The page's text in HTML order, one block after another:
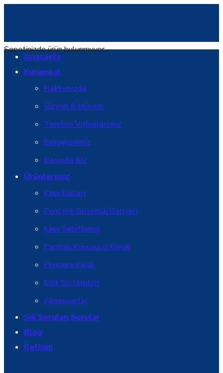
Sepetinizde ürün bulunmuyor.
Anasayfa
Kurumsal
Hakkımızda
Vizyon & Misyon
Tanıtım Videolarımız
Belgelerimiz
Basında Biz
Ürünlerimiz
Kapı Kolları
Pencere Güvenlik Bariyeri
Kapı Sabitleme
Parmak Koruyucu Körük
Pencere Kilidi
Kilit Sistemleri
Aksesuarlar
Sık Sorulan Sorular
Blog
İletişim